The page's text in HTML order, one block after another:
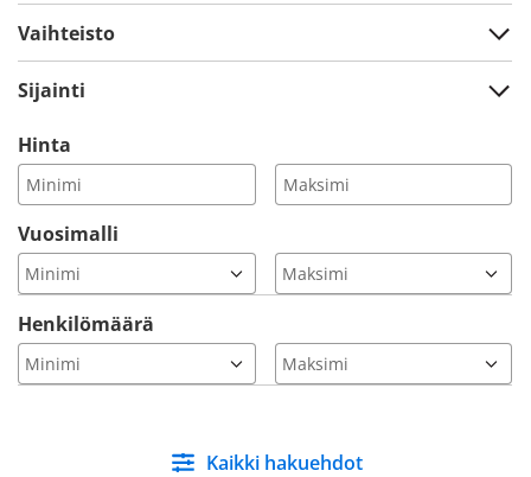
Vaihteisto
Sijainti
Henkilömäärä
Vuosimalli
Hinta
Kaikki hakuehdot